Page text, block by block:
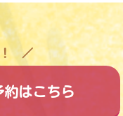
約はこちら